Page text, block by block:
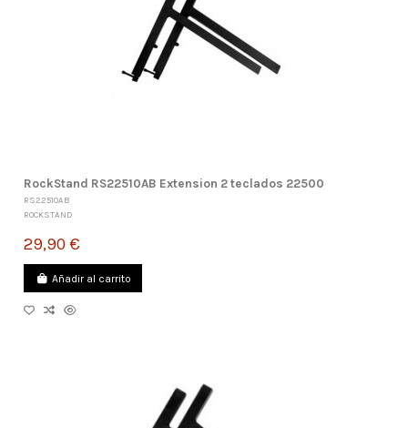
RockStand RS22510AB Extension 2 teclados 22500
RS22510AB
ROCKSTAND
29,90 €
Añadir al carrito